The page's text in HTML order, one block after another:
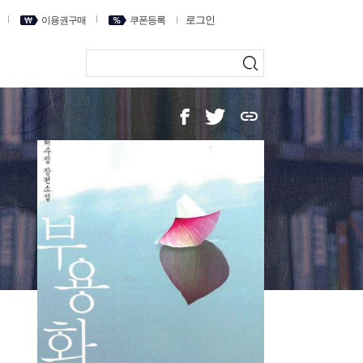
이용권구매 쿠폰등록 로그인